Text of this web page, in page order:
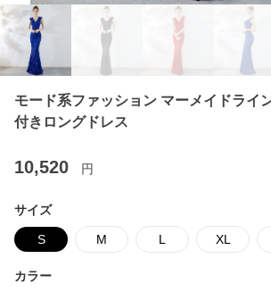
モード系ファッション マーメイドライ
付きロングドレス
10,520 円
サイズ
S M L XL
カラー